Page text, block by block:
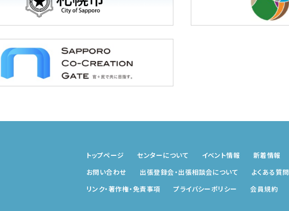
トップページ センターについて イベント情報 新着情報
お問い合わせ 出張登録会・出張相談会について よくある質問
リンク・著作権・免責事項 プライバシーポリシー 会員規約